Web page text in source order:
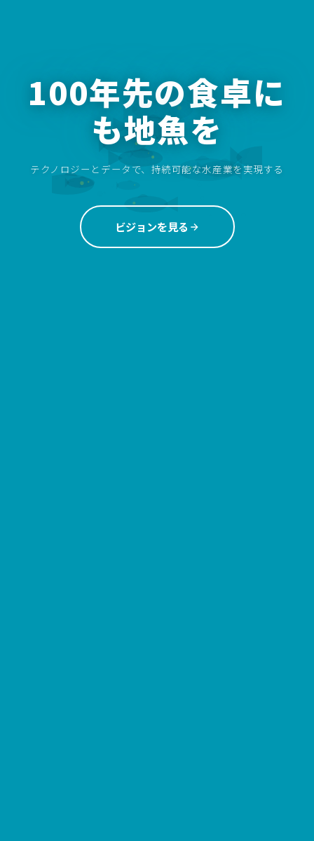
100年先の食卓に
も地魚を
テクノロジーとデータで、持続可能な水産業を実現する
ビジョンを見る